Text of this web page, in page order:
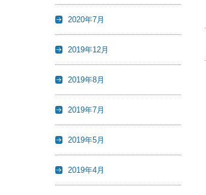
2020年7月
2019年12月
2019年8月
2019年7月
2019年5月
2019年4月